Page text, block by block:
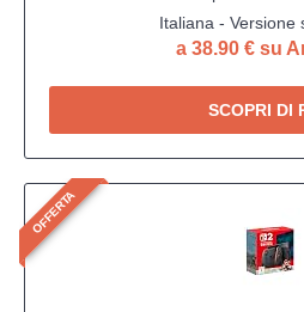
Italiana - Versione
a 38.90 € su
SCOPRI DI
OFFERTA